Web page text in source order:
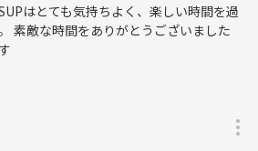
はとても気持ちよく、楽しい時間を過
素敵な時間をありがとうございました